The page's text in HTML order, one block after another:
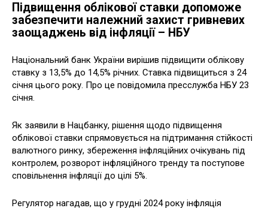
Підвищення облікової ставки допоможе
забезпечити належний захист гривневих
заощаджень від інфляції – НБУ
Національний банк України вирішив підвищити облікову
ставку з 13,5% до 14,5% річних. Ставка підвищиться з 24
січня цього року. Про це повідомила пресслужба НБУ 23
січня.
Як заявили в Нацбанку, рішення щодо підвищення
облікової ставки спрямовується на підтримання стійкості
валютного ринку, збереження інфляційних очікувань під
контролем, розворот інфляційного тренду та поступове
сповільнення інфляції до цілі 5%.
Регулятор нагадав, що у грудні 2024 року інфляція